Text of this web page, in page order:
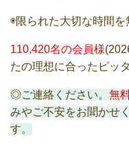
◉限られた大切な時間を
110,420名の会員様
たの理想に合ったピッ
◎ご連絡ください。 無
みやご不安をお聞かせ
す。